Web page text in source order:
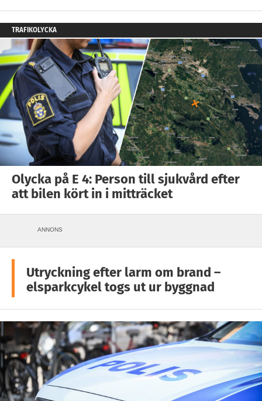
TRAFIKOLYCKA
Olycka på E 4: Person till sjukvård efter
att bilen kört in i mitträcket
ANNONS
Utryckning efter larm om brand –
elsparkcykel togs ut ur byggnad